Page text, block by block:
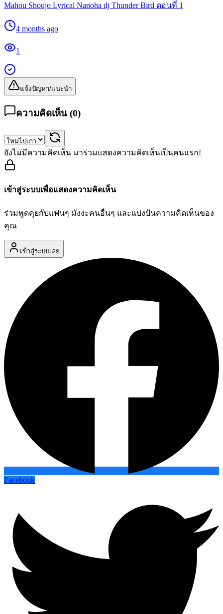
Mahou Shoujo Lyrical Nanoha dj Thunder Bird ตอนที่ 1
4 months ago
1
แจ้งปัญหา/แนะนำ
ความคิดเห็น (0)
ยังไม่มีความคิดเห็น มาร่วมแสดงความคิดเห็นเป็นคนแรก!
เข้าสู่ระบบเพื่อแสดงความคิดเห็น
ร่วมพูดคุยกับแฟนๆ มังงะคนอื่นๆ และแบ่งปันความคิดเห็นของ
คุณ
เข้าสู่ระบบเลย
Facebook